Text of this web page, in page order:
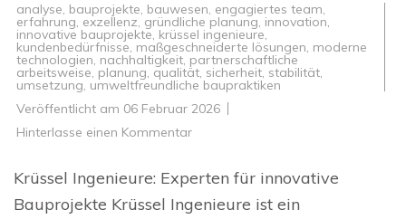
analyse, bauprojekte, bauwesen, engagiertes team,
erfahrung, exzellenz, gründliche planung, innovation,
innovative bauprojekte, krüssel ingenieure,
kundenbedürfnisse, maßgeschneiderte lösungen, moderne
technologien, nachhaltigkeit, partnerschaftliche
arbeitsweise, planung, qualität, sicherheit, stabilität,
umsetzung, umweltfreundliche baupraktiken
Veröffentlicht am 06 Februar 2026
Hinterlasse einen Kommentarzu
Expertise
für
Bauprojekte
Krüssel Ingenieure: Experten für innovative
Bauprojekte Krüssel Ingenieure ist ein